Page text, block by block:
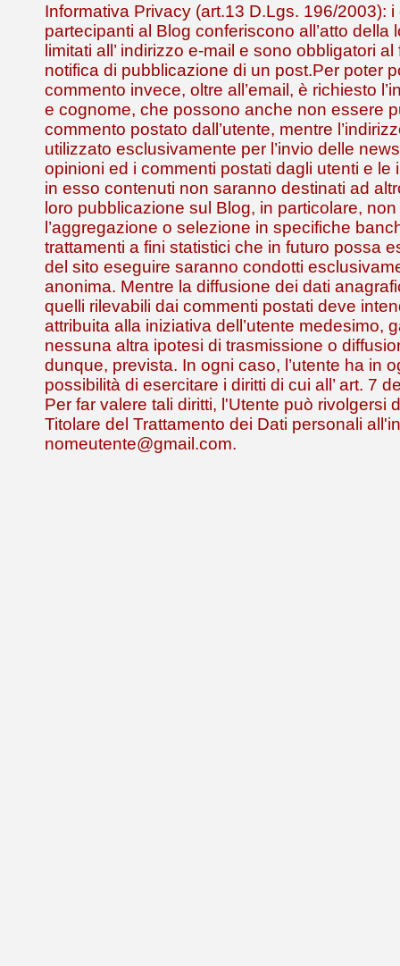
Informativa Privacy (art.13 D.Lgs. 196/2003): i
partecipanti al Blog conferiscono all’atto della
limitati all’ indirizzo e-mail e sono obbligatori
notifica di pubblicazione di un post.Per poter
commento invece, oltre all’email, è richiesto
e cognome, che possono anche non essere
commento postato dall’utente, mentre
utilizzato esclusivamente per l’invio delle
opinioni ed i commenti postati dagli utenti e le
in esso contenuti non saranno destinati ad
loro pubblicazione sul Blog, in particolare,
l’aggregazione o selezione in specifiche
trattamenti a fini statistici che in futuro possa
del sito eseguire saranno condotti
anonima. Mentre la diffusione dei dati
quelli rilevabili dai commenti postati deve
attribuita alla iniziativa dell’utente medesimo,
nessuna altra ipotesi di trasmissione o
dunque, prevista. In ogni caso, l’utente ha in
possibilità di esercitare i diritti di cui all’ art. 7
Per far valere tali diritti, l'Utente può rivolgersi
Titolare del Trattamento dei Dati personali
nomeutente@gmail.com.